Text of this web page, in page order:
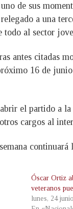
de sus
a una
todo al sector
antes citadas
16 de
el partido a
cargos al
Óscar Ortiz
veteranos
lunes, 24